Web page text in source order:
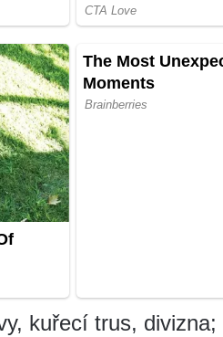
kuřecí trus, divizna;